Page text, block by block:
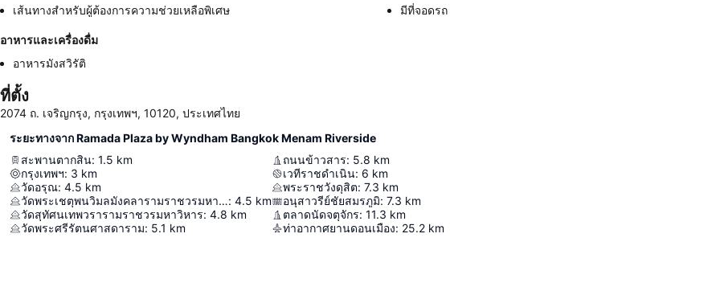
เส้นทางสำหรับผู้ต้องการความช่วยเหลือพิเศษ
มีที่จอดรถ
อาหารและเครื่องดื่ม
อาหารมังสวิรัติ
ที่ตั้ง
2074 ถ. เจริญกรุง, กรุงเทพฯ, 10120, ประเทศไทย
ระยะทางจาก Ramada Plaza by Wyndham Bangkok Menam Riverside
สะพานตากสิน: 1.5 km
กรุงเทพฯ: 3 km
วัดอรุณ: 4.5 km
วัดพระเชตุพนวิมลมังคลารามราชวรมหาวิหาร: 4.5 km
วัดสุทัศนเทพวรารามราชวรมหาวิหาร: 4.8 km
วัดพระศรีรัตนศาสดาราม: 5.1 km
ถนนข้าวสาร: 5.8 km
เวทีราชดำเนิน: 6 km
พระราชวังดุสิต: 7.3 km
อนุสาวรีย์ชัยสมรภูมิ: 7.3 km
ตลาดนัดจตุจักร: 11.3 km
ท่าอากาศยานดอนเมือง: 25.2 km